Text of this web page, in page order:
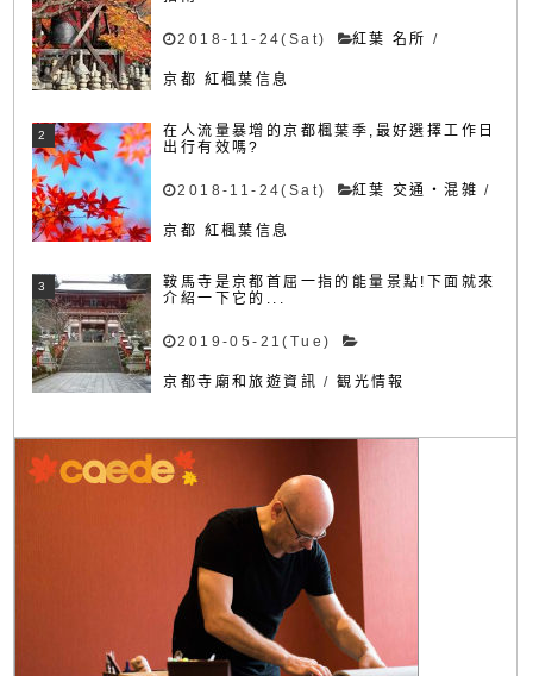
2018-11-24(Sat) 紅葉 名所 /
京都 紅楓葉信息
在人流量暴增的京都楓葉季,最好選擇工作日
出行有效嗎?
2018-11-24(Sat) 紅葉 交通・混雑 /
京都 紅楓葉信息
鞍馬寺是京都首屈一指的能量景點!下面就來
介紹一下它的...
2019-05-21(Tue)
京都寺廟和旅遊資訊 /観光情報